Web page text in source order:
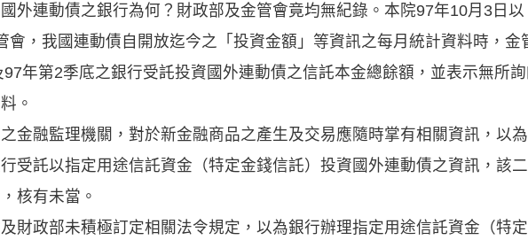
外連動債之銀行為何？財政部及金管會竟均無紀錄。本院97年10月3日
會，我國連動債自開放迄今之「投資金額」等資訊之每月統計資料時，金
年第2季底之銀行受託投資國外連動債之信託本金總餘額，並表示無所
。
金融監理機關，對於新金融商品之產生及交易應隨時掌有相關資訊，以
受託以指定用途信託資金（特定金錢信託）投資國外連動債之資訊，該
核有未當。
財政部未積極訂定相關法令規定，以為銀行辦理指定用途信託資金（特